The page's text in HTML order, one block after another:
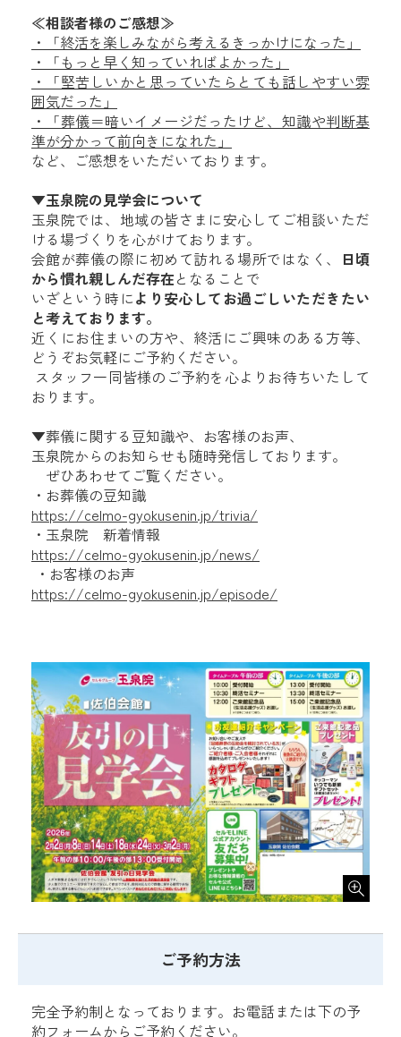
≪相談者様のご感想≫
・「終活を楽しみながら考えるきっかけになった」
・「もっと早く知っていればよかった」
・「堅苦しいかと思っていたらとても話しやすい雰
囲気だった」
・「葬儀＝暗いイメージだったけど、知識や判断基
準が分かって前向きになれた」
など、ご感想をいただいております。
▼玉泉院の見学会について
玉泉院では、地域の皆さまに安心してご相談いただ
ける場づくりを心がけております。
会館が葬儀の際に初めて訪れる場所ではなく、
日頃
から慣れ親しんだ存在となることで
いざという時により安心してお過ごしいただきたい
と考えております。
近くにお住まいの方や、終活にご興味のある方等、
どうぞお気軽にご予約ください。
スタッフ一同皆様のご予約を心よりお待ちいたして
おります。
▼葬儀に関する豆知識や、お客様のお声、
玉泉院からのお知らせも随時発信しております。
ぜひあわせてご覧ください。
・お葬儀の豆知識
https://celmo-gyokusenin.jp/trivia/
・玉泉院 新着情報
https://celmo-gyokusenin.jp/news/
・お客様のお声
https://celmo-gyokusenin.jp/episode/
ご予約方法
完全予約制となっております。お電話または下の予
約フォームからご予約ください。